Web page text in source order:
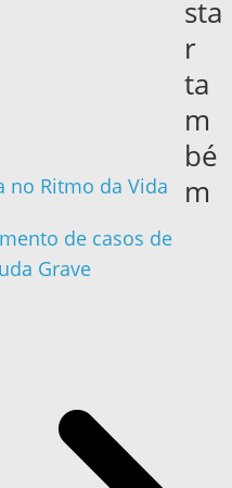
no Ritmo da Vida
de casos de
Grave
sta
r
ta
m
bé
m